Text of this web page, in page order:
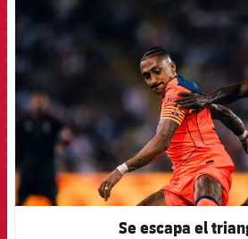
FCB
Se escapa el